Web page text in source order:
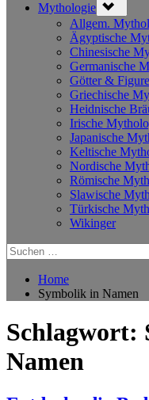
Mythologie sub-
menu
Allgem.
Ägyptische
Chinesische
Germanische
Götter &
Griechische
Heidnische
Irische
Japanische
Keltische
Nordische
Römische
Slawische
Türkische
Wikinger
Suchen
nach:
Home
Symbolik in Namen
Schlagwort:
Namen